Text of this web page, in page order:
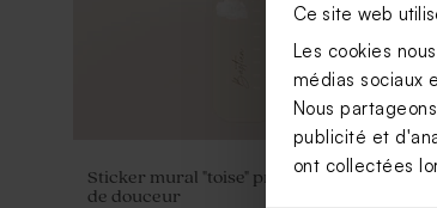
Ce site web
Les cookies
médias sociaux
Nous
publicité et
ont collectées
Sticker mural "toise" prénom et nuages
de douceur